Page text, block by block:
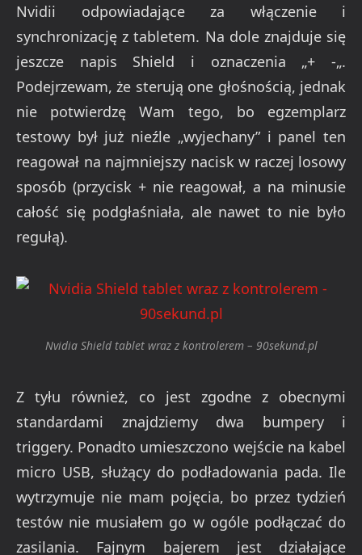
Nvidii odpowiadające za włączenie i
synchronizację z tabletem. Na dole znajduje się
jeszcze napis Shield i oznaczenia „+ -„.
Podejrzewam, że sterują one głośnością, jednak
nie potwierdzę Wam tego, bo egzemplarz
testowy był już nieźle „wyjechany” i panel ten
reagował na najmniejszy nacisk w raczej losowy
sposób (przycisk + nie reagował, a na minusie
całość się podgłaśniała, ale nawet to nie było
regułą).
Nvidia Shield tablet wraz z kontrolerem – 90sekund.pl
Z tyłu również, co jest zgodne z obecnymi
standardami znajdziemy dwa bumpery i
triggery. Ponadto umieszczono wejście na kabel
micro USB, służący do podładowania pada. Ile
wytrzymuje nie mam pojęcia, bo przez tydzień
testów nie musiałem go w ogóle podłączać do
zasilania. Fajnym bajerem jest działające